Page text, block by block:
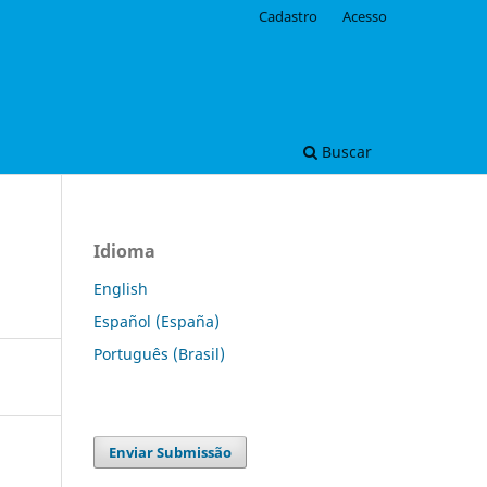
Buscar
Cadastro Acesso
Idioma
English
Español (España)
Português (Brasil)
Enviar Submissão